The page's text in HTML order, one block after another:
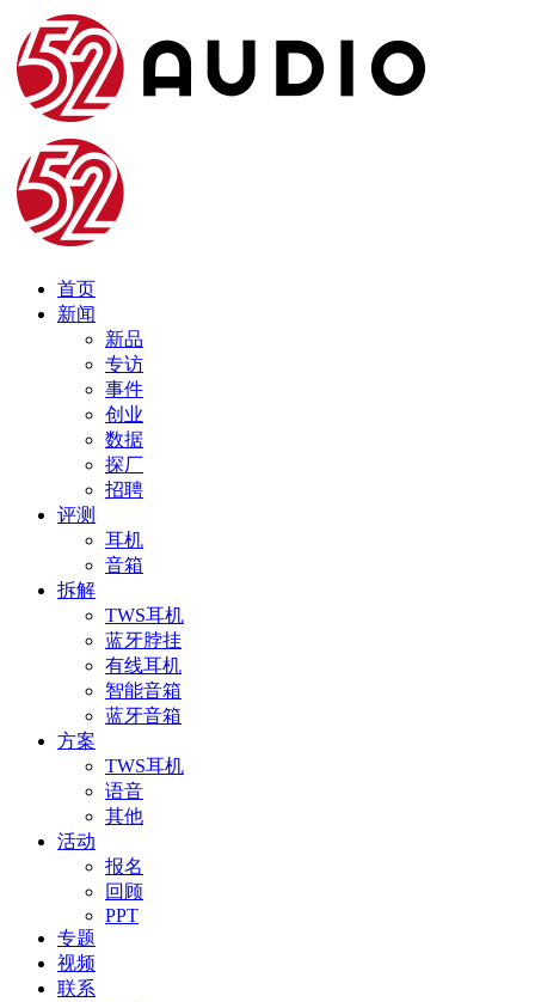
首页
新闻
新品
专访
事件
创业
数据
探厂
招聘
评测
耳机
音箱
拆解
TWS耳机
蓝牙脖挂
有线耳机
智能音箱
蓝牙音箱
方案
TWS耳机
语音
其他
活动
报名
回顾
PPT
专题
视频
联系